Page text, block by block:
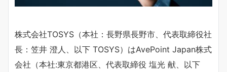
株式会社TOSYS（本社：長野県長野市、代表取締役社
長：笠井 澄人、以下 TOSYS）はAvePoint Japan株式
会社（本社:東京都港区、代表取締役 塩光 献、以下